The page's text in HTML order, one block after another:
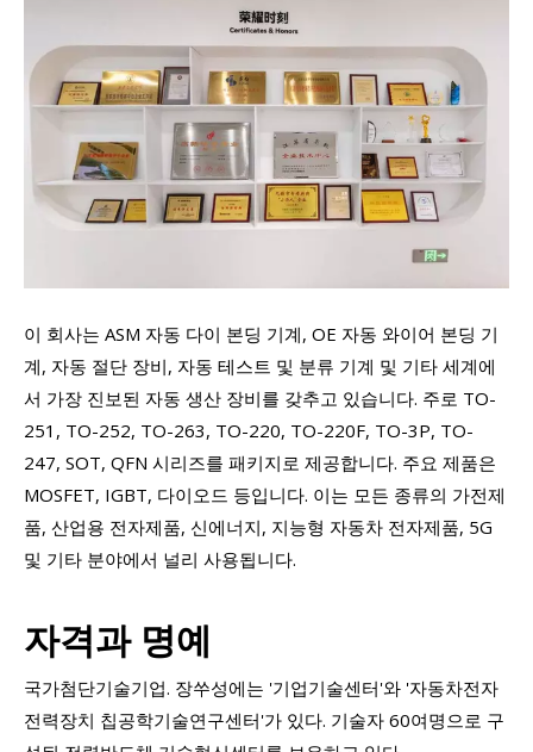
이 회사는 ASM 자동 다이 본딩 기계, OE 자동 와이어 본딩 기
계, 자동 절단 장비, 자동 테스트 및 분류 기계 및 기타 세계에
서 가장 진보된 자동 생산 장비를 갖추고 있습니다. 주로 TO-
251, TO-252, TO-263, TO-220, TO-220F, TO-3P, TO-
247, SOT, QFN 시리즈를 패키지로 제공합니다. 주요 제품은
MOSFET, IGBT, 다이오드 등입니다. 이는 모든 종류의 가전제
품, 산업용 전자제품, 신에너지, 지능형 자동차 전자제품, 5G
및 기타 분야에서 널리 사용됩니다.
자격과 명예
국가첨단기술기업. 장쑤성에는 '기업기술센터'와 '자동차전자
전력장치 칩공학기술연구센터'가 있다. 기술자 60여명으로 구